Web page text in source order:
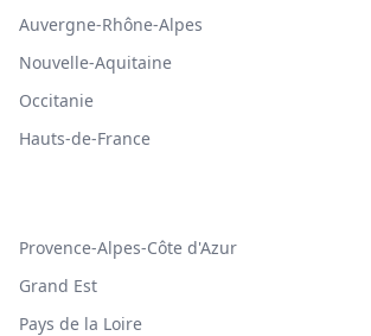
Auvergne-Rhône-Alpes
Nouvelle-Aquitaine
Occitanie
Hauts-de-France
Provence-Alpes-Côte d'Azur
Grand Est
Pays de la Loire